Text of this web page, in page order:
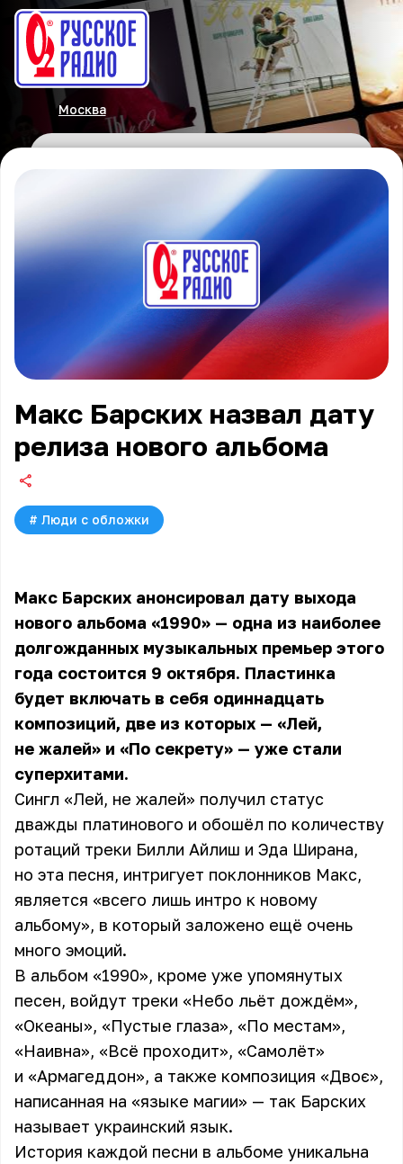
Москва
Макс Барских назвал дату
релиза нового альбома
# Люди с обложки
Макс Барских анонсировал дату выхода
нового альбома «1990» — одна из наиболее
долгожданных музыкальных премьер этого
года состоится 9 октября. Пластинка
будет включать в себя одиннадцать
композиций, две из которых — «Лей,
не жалей» и «По секрету» — уже стали
суперхитами.
Сингл «Лей, не жалей» получил статус
дважды платинового и обошёл по количеству
ротаций треки Билли Айлиш и Эда Ширана,
но эта песня, интригует поклонников Макс,
является «всего лишь интро к новому
альбому», в который заложено ещё очень
много эмоций.
В альбом «1990», кроме уже упомянутых
песен, войдут треки «Небо льёт дождём»,
«Океаны», «Пустые глаза», «По местам»,
«Наивна», «Всё проходит», «Самолёт»
и «Армагеддон», а также композиция «Двоє»,
написанная на «языке магии» — так Барских
называет украинский язык.
История каждой песни в альбоме уникальна